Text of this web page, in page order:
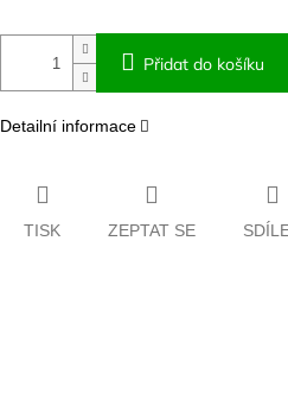
Přidat do košíku
Detailní informace
TISK ZEPTAT SE